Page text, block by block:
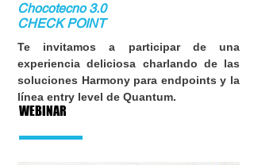
Chocotecno 3.0
CHECK POINT
Te invitamos a participar de una
experiencia deliciosa charlando de las
soluciones Harmony para endpoints y la
línea entry level de Quantum.
WEBINAR